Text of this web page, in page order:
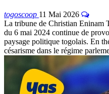
togoscoop 11 Mai 2026
La tribune de Christian Eninam
du 6 mai 2024 continue de
paysage politique togolais. En
césarisme dans le régime